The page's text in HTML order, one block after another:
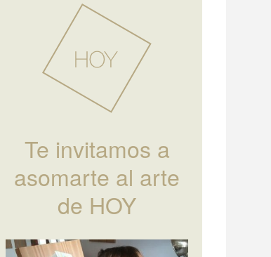
Te invitamos a
asomarte al arte
de HOY